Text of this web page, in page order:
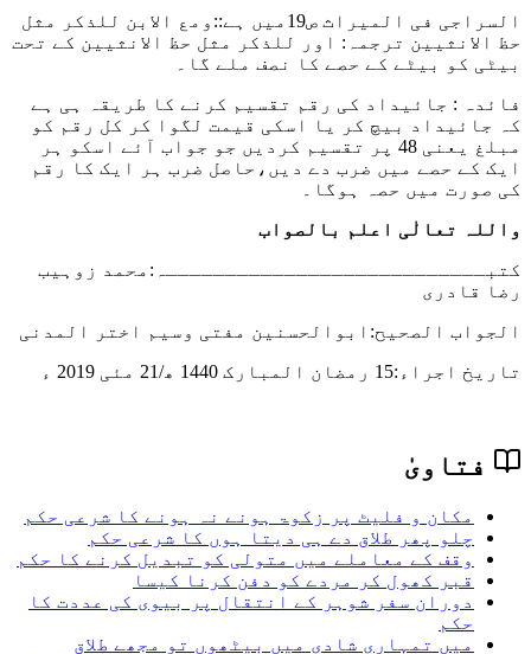
فی المیراث ص19میں ہے::
ومع الابن للذکر مثل
الانثیینترجمہ: اور للذکر مثل حظ الانثیین کے تحت
کو بیٹے کے حصے کا نصف ملے گا۔
: جائیداد کی رقم تقسیم کرنے کا طریقہ ہی ہے
جائیداد بیچ کر یا اسکی قیمت لگوا کر کل رقم کو
مبلغ یعنی 48 پر تقسیم کردیں جو جواب آئے اسکو ہر
کے حصے میں ضرب دے دیں،حاصل ضرب ہر ایک کا رقم
صورت میں حصہ ہوگا۔
تعالٰی اعلم بالصواب
زوہیب
قادری
الصحیح:ابوالحسنین مفتی وسیم اختر المدنی
اجراء:15 رمضان المبارک 1440 ھ/21 مئی 2019 ء
فتاویٰ
مکان و فلیٹ پر زکوۃ ہونے نہ ہونے کا شرعی حکم
چلو پھر طلاق دے ہی دیتا ہوں کا شرعی حکم
وقف کے معاملے میں متولی کو تبدیل کرنے کا حکم
قبر کھول کر مردے کو دفن کرنا کیسا
دوران سفر شوہر کے انتقال پر بیوی كی عددت کا
حکم
میں تمہاری شادی میں بیٹھوں تو مجھے طلاق